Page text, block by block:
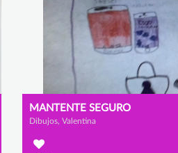
MANTENTE SEGURO
Dibujos, Valentina